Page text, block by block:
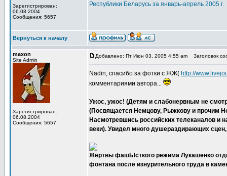
Зарегистрирован:
06.08.2004
Сообщения: 5657
Республики Беларусь за январь-апрель 2005 г.
Вернуться к началу
maxon
Site Admin
Зарегистрирован:
06.08.2004
Сообщения: 5657
Добавлено: Пт Июн 03, 2005 4:55 am Заголовок
Nadin, спасибо за фотки с ЖЖ( http://
комментариями автора...
Ужос, ужос! (Детям и слабонервным не
(Посвящается Немцову, Рыжкову и прочим
Насмотревшись российских телеканалов и
веки). Увидел много душераздирающих
Жертвы фашЫсткого режима Лукашенко
фонтана после изнурительного труда в